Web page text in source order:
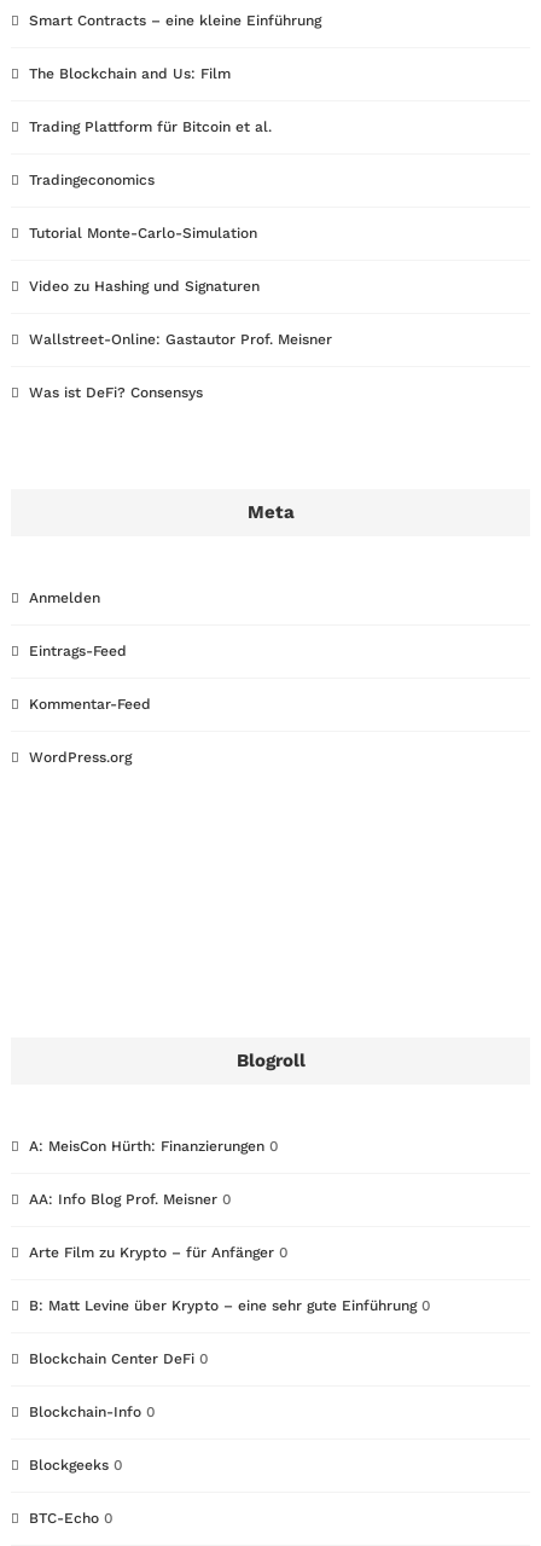
Smart Contracts – eine kleine Einführung
The Blockchain and Us: Film
Trading Plattform für Bitcoin et al.
Tradingeconomics
Tutorial Monte-Carlo-Simulation
Video zu Hashing und Signaturen
Wallstreet-Online: Gastautor Prof. Meisner
Was ist DeFi? Consensys
Meta
Anmelden
Eintrags-Feed
Kommentar-Feed
WordPress.org
Blogroll
A: MeisCon Hürth: Finanzierungen 0
AA: Info Blog Prof. Meisner 0
Arte Film zu Krypto – für Anfänger 0
B: Matt Levine über Krypto – eine sehr gute Einführung0
Blockchain Center DeFi 0
Blockchain-Info 0
Blockgeeks 0
BTC-Echo 0